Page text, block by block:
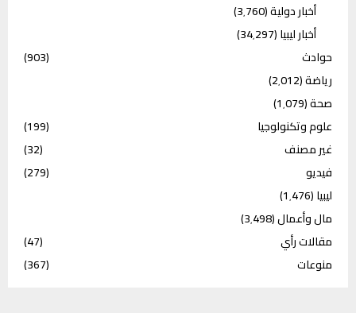
أخبار دولية(3٬760)
أخبار ليبيا(34٬297)
حوادث
(903)
رياضة(2٬012)
صحة(1٬079)
علوم وتكنولوجيا
(199)
غير مصنف
(32)
فيديو
(279)
ليبيا(1٬476)
مال وأعمال(3٬498)
مقالات رأي
(47)
منوعات
(367)